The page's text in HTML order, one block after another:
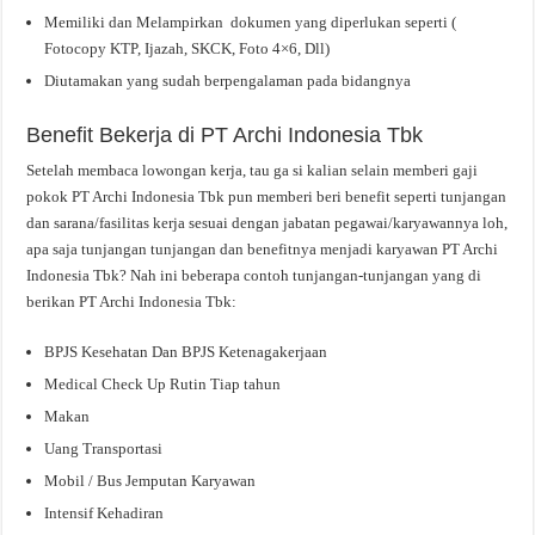
Memiliki dan Melampirkan dokumen yang diperlukan seperti (
Fotocopy KTP, Ijazah, SKCK, Foto 4×6, Dll)
Diutamakan yang sudah berpengalaman pada bidangnya
Benefit Bekerja di PT Archi Indonesia Tbk
Setelah membaca lowongan kerja, tau ga si kalian selain memberi gaji
pokok PT Archi Indonesia Tbk pun memberi beri benefit seperti tunjangan
dan sarana/fasilitas kerja sesuai dengan jabatan pegawai/karyawannya loh,
apa saja tunjangan tunjangan dan benefitnya menjadi karyawan PT Archi
Indonesia Tbk? Nah ini beberapa contoh tunjangan-tunjangan yang di
berikan PT Archi Indonesia Tbk:
BPJS Kesehatan Dan BPJS Ketenagakerjaan
Medical Check Up Rutin Tiap tahun
Makan
Uang Transportasi
Mobil / Bus Jemputan Karyawan
Intensif Kehadiran